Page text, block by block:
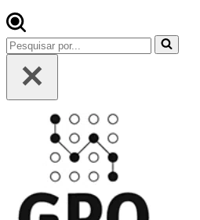
Pesquisar
por...